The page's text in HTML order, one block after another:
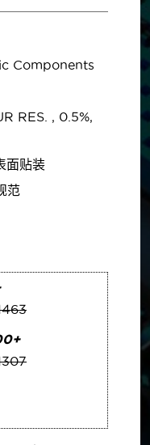
Components
RES. , 0.5%,
面贴装
范